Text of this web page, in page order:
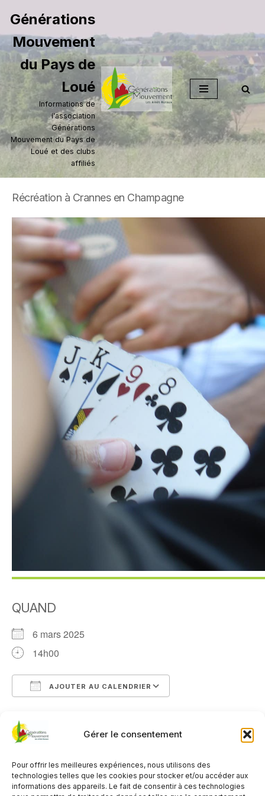
Gérer le consentement
Pour offrir les meilleures expériences, nous utilisons des
technologies telles que les cookies pour stocker et/ou accéder aux
informations des appareils. Le fait de consentir à ces technologies
Aller
au
contenu
Générations
Mouvement
du Pays de
Loué
Informations de
l'association
Générations
Mouvement du Pays de
Loué et des clubs
affiliés
Récréation à Crannes en Champagne
QUAND
6 mars 2025
14h00
AJOUTER AU CALENDRIER
TYPE D’ÉVÈNEMENT
Activité gratuite ,Réservé aux adhérents du club
organisateur